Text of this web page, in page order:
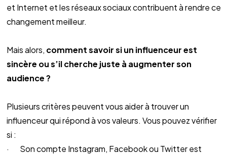
et Internet et les réseaux sociaux contribuent à rendre ce
changement meilleur.
Mais alors, comment savoir si un influenceur est
sincère ou s’il cherche juste à augmenter son
audience ?
Plusieurs critères peuvent vous aider à trouver un
influenceur qui répond à vos valeurs. Vous pouvez vérifier
si :
·       Son compte Instagram, Facebook ou Twitter est